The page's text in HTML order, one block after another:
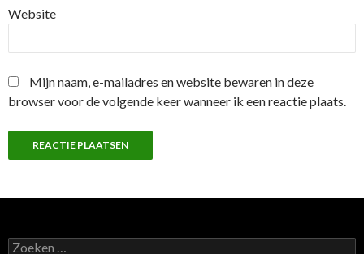
Website
Mijn naam, e-mailadres en website bewaren in deze
browser voor de volgende keer wanneer ik een reactie plaats.
Z